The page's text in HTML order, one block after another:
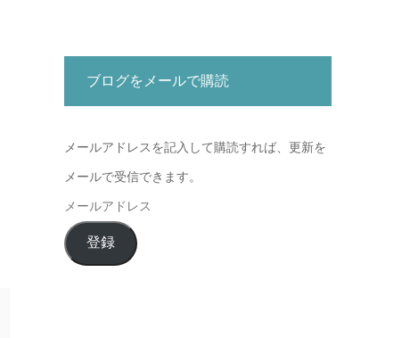
ブログをメールで購読
メールアドレスを記入して購読すれば、更新を
メールで受信できます。
メ
ー
ル
登録